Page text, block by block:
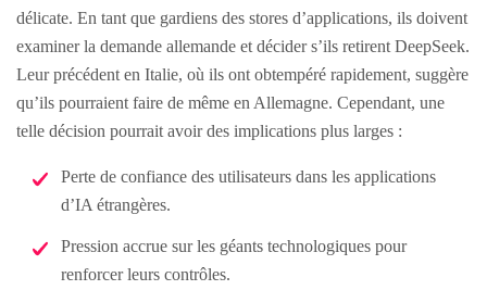
délicate. En tant que gardiens des stores d’applications, ils doivent
examiner la demande allemande et décider s’ils retirent DeepSeek.
Leur précédent en Italie, où ils ont obtempéré rapidement, suggère
qu’ils pourraient faire de même en Allemagne. Cependant, une
telle décision pourrait avoir des implications plus larges :
Perte de confiance des utilisateurs dans les applications
d’IA étrangères.
Pression accrue sur les géants technologiques pour
renforcer leurs contrôles.